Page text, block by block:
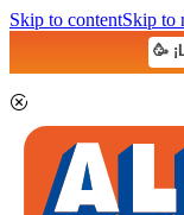
Skip to contentSkip to
🥳